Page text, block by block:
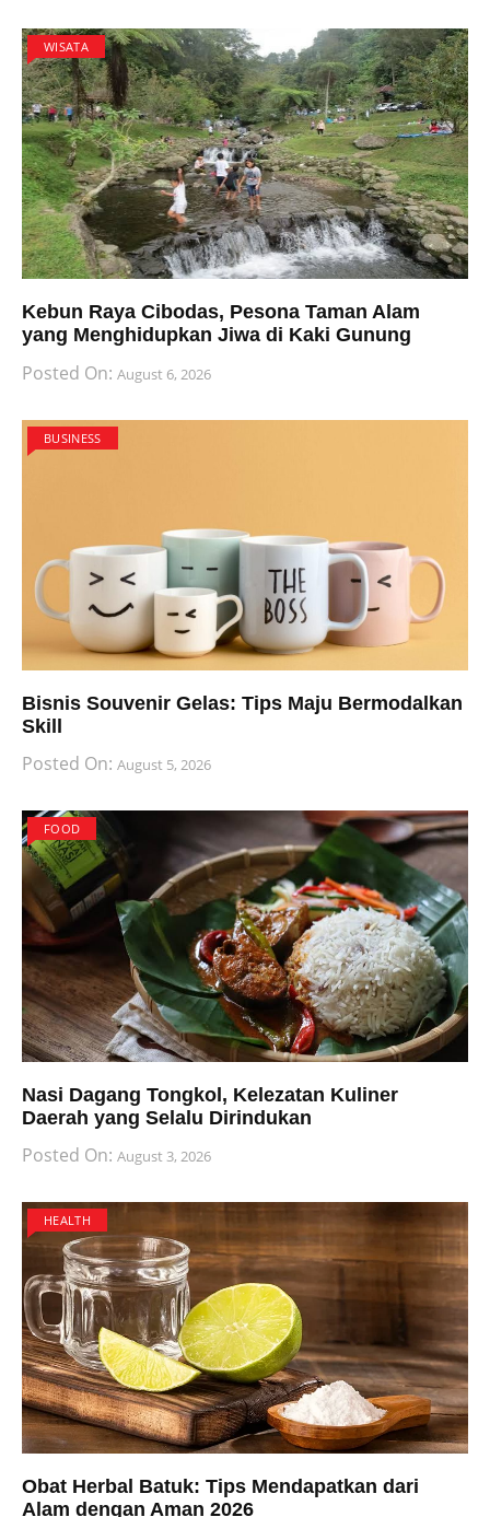
WISATA
Kebun Raya Cibodas, Pesona Taman Alam
yang Menghidupkan Jiwa di Kaki Gunung
Posted On: August 6, 2026
BUSINESS
Bisnis Souvenir Gelas: Tips Maju Bermodalkan
Skill
Posted On: August 5, 2026
FOOD
Nasi Dagang Tongkol, Kelezatan Kuliner
Daerah yang Selalu Dirindukan
Posted On: August 3, 2026
HEALTH
Obat Herbal Batuk: Tips Mendapatkan dari
Alam dengan Aman 2026